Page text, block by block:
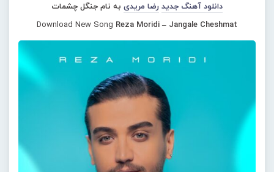
دانلود آهنگ جدید رضا مریدی به نام جنگل چشمات
Download New Song Reza Moridi – Jangale Cheshmat